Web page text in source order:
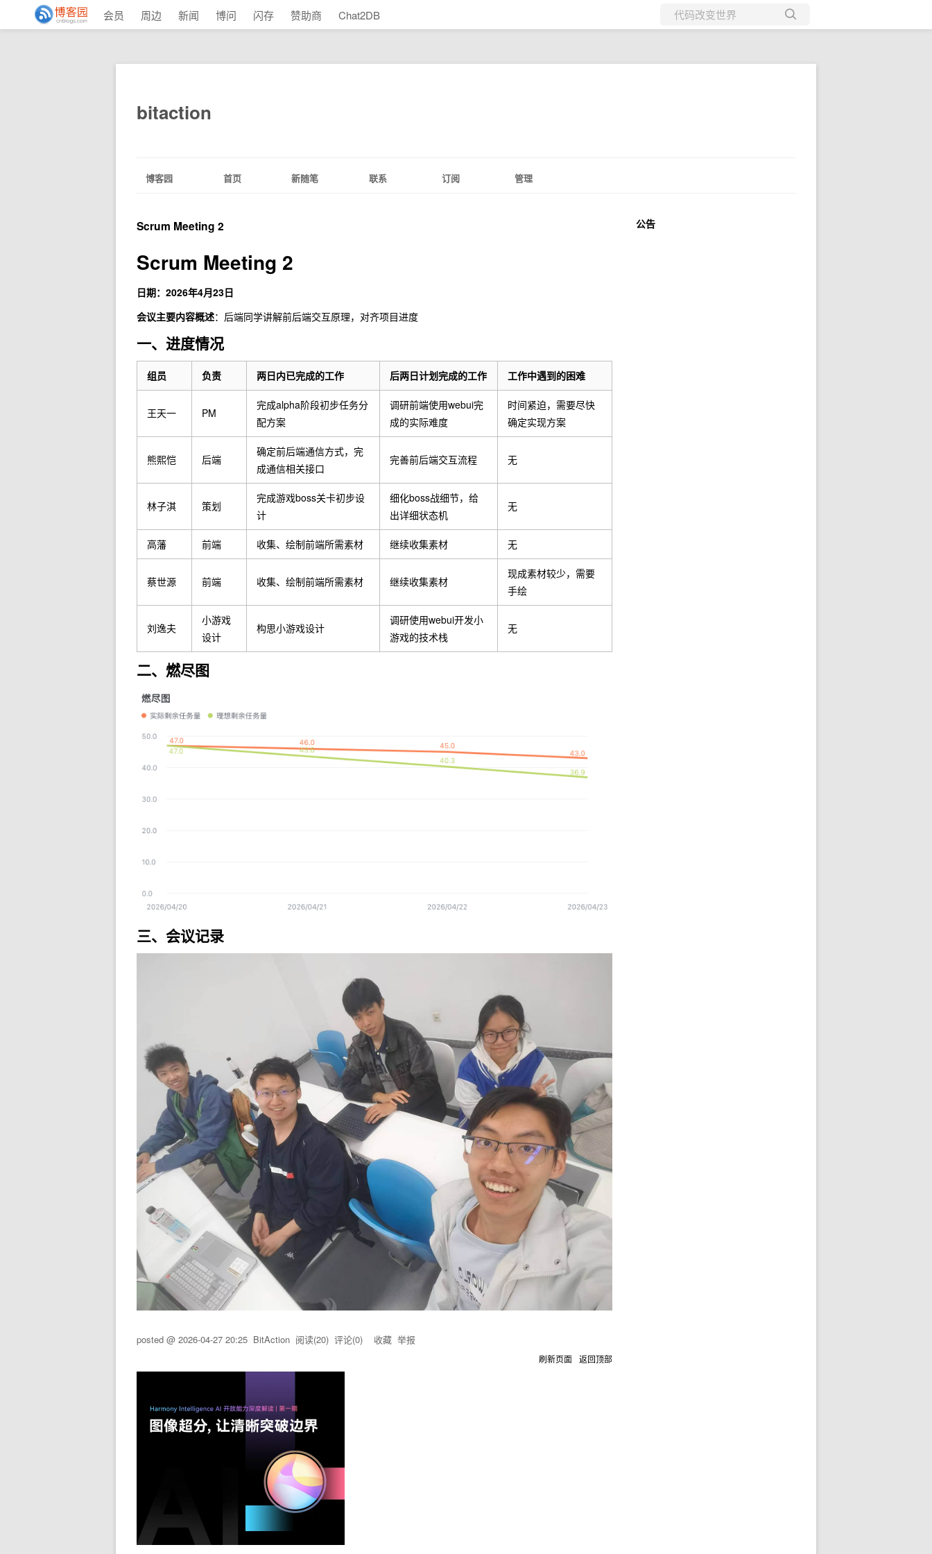
会员 周边 新闻 博问 闪存 赞助商 Chat2DB
当前博客
bitaction
博客园 首页 新随笔 联系 订阅 管理
Scrum Meeting 2
Scrum Meeting 2
日期：2026年4月23日
会议主要内容概述：后端同学讲解前后端交互原理，对齐项目进度
一、进度情况
组员 负责 两日内已完成的工作 后两日计划完成的工作 工作中遇到的困难
王天一 PM
完成alpha阶段初步任务分
配方案
调研前端使用webui完
成的实际难度
时间紧迫，需要尽快
确定实现方案
熊熙恺 后端
确定前后端通信方式，完
成通信相关接口
完善前后端交互流程 无
林子淇 策划
完成游戏boss关卡初步设
计
细化boss战细节，给
出详细状态机
无
高藩 前端 收集、绘制前端所需素材 继续收集素材 无
蔡世源 前端 收集、绘制前端所需素材 继续收集素材
现成素材较少，需要
手绘
刘逸夫
小游戏
设计
构思小游戏设计
调研使用webui开发小
游戏的技术栈
无
二、燃尽图
三、会议记录
posted @ 2026-04-27 20:25 BitAction 阅读(20) 评论(0) 收藏 举报
刷新页面 返回顶部
公告